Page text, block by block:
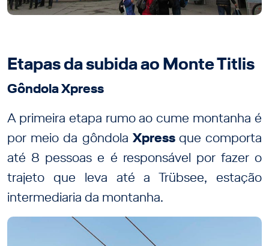
Etapas da subida ao Monte Titlis
Gôndola Xpress
A primeira etapa rumo ao cume montanha é
por meio da gôndola Xpress que comporta
até 8 pessoas e é responsável por fazer o
trajeto que leva até a Trübsee, estação
intermediaria da montanha.